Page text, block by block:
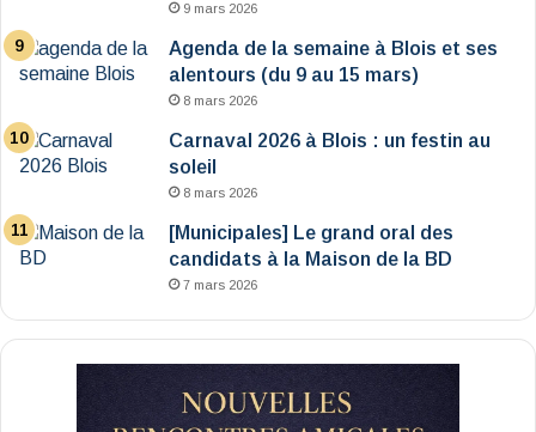
9 mars 2026
Agenda de la semaine à Blois et ses
alentours (du 9 au 15 mars)
8 mars 2026
Carnaval 2026 à Blois : un festin au
soleil
8 mars 2026
[Municipales] Le grand oral des
candidats à la Maison de la BD
7 mars 2026